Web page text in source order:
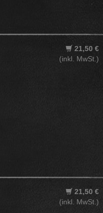
21,50 €
(inkl. MwSt.)
21,50 €
(inkl. MwSt.)